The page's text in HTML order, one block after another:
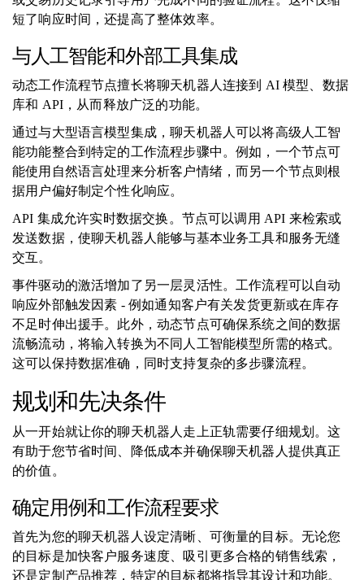
短了响应时间，还提高了整体效率。
与人工智能和外部工具集成
动态工作流程节点擅长将聊天机器人连接到 AI 模型、数据
库和 API，从而释放广泛的功能。
通过与大型语言模型集成，聊天机器人可以将高级人工智
能功能整合到特定的工作流程步骤中。例如，一个节点可
能使用自然语言处理来分析客户情绪，而另一个节点则根
据用户偏好制定个性化响应。
API 集成允许实时数据交换。节点可以调用 API 来检索或
发送数据，使聊天机器人能够与基本业务工具和服务无缝
交互。
事件驱动的激活增加了另一层灵活性。工作流程可以自动
响应外部触发因素 - 例如通知客户有关发货更新或在库存
不足时伸出援手。此外，动态节点可确保系统之间的数据
流畅流动，将输入转换为不同人工智能模型所需的格式。
这可以保持数据准确，同时支持复杂的多步骤流程。
规划和先决条件
从一开始就让你的聊天机器人走上正轨需要仔细规划。这
有助于您节省时间、降低成本并确保聊天机器人提供真正
的价值。
确定用例和工作流程要求
首先为您的聊天机器人设定清晰、可衡量的目标。无论您
的目标是加快客户服务速度、吸引更多合格的销售线索，
还是定制产品推荐，特定的目标都将指导其设计和功能。